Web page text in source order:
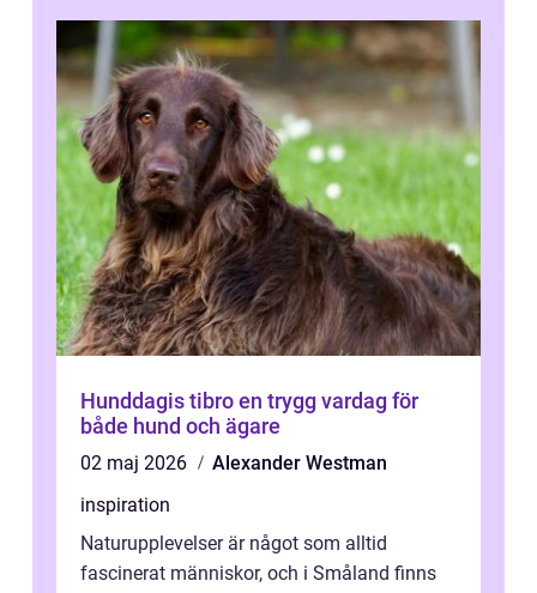
Hunddagis tibro en trygg vardag för
både hund och ägare
02 maj 2026
Alexander Westman
inspiration
Naturupplevelser är något som alltid
fascinerat människor, och i Småland finns